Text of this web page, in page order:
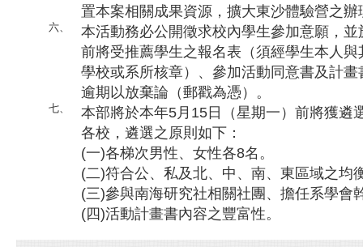
置本案相關成果資源，擴大東沙體驗營之辦
六、
本活動務必公開徵求校內學生參加意願，
前將受推薦學生之報名表（須經學生本人
學校或系所核章）、參加活動同意書及計
逾期以放棄論（郵戳為憑）。
七、
本部將於本年5月15日（星期一）前將獲遴
各校，遴選之原則如下：
(一)各梯次男性、女性各8名。
(二)符合公、私及北、中、南、東區域之均
(三)參與南海研究社相關社團、擔任系學會
(四)活動計畫書內容之豐富性。